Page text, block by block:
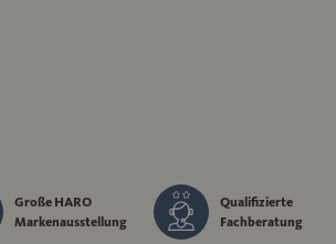
Große HARO
Markenausstellung
Qualifizierte
Fachberatung